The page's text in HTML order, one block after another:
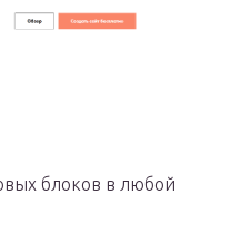
блоков в любой